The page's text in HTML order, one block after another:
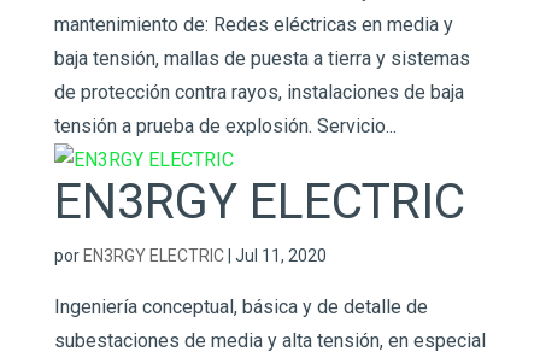
mantenimiento de: Redes eléctricas en media y
baja tensión, mallas de puesta a tierra y sistemas
de protección contra rayos, instalaciones de baja
tensión a prueba de explosión. Servicio...
EN3RGY ELECTRIC
por EN3RGY ELECTRIC| Jul 11, 2020
Ingeniería conceptual, básica y de detalle de
subestaciones de media y alta tensión, en especial